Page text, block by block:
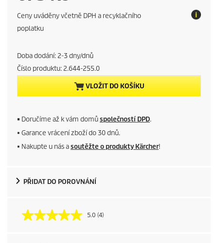
u
r
r
e
n
t
p
r
o
u
Ceny uváděny včetně DPH a recyklačního
poplatku
Doba dodání: 2-3 dny/dnů
Číslo produktu: 2.644-255.0
VLOŽIT DO KOŠÍKU
■ Doručíme až k vám domůspolečností DPD.
■ Garance vrácení zboží do 30 dnů.
■ Nakupte u nás asoutěžte o produkty Kärcher!
PŘIDAT DO POROVNÁNÍ
5.0 (4)